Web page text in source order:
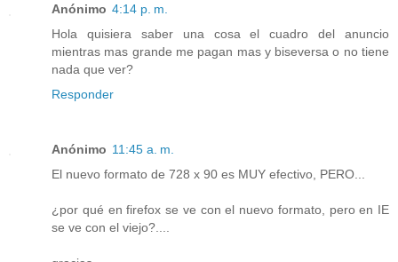
Anónimo 4:14 p. m.
Hola quisiera saber una cosa el cuadro del anuncio
mientras mas grande me pagan mas y biseversa o no tiene
nada que ver?
Responder
Anónimo 11:45 a. m.
El nuevo formato de 728 x 90 es MUY efectivo, PERO...
¿por qué en firefox se ve con el nuevo formato, pero en IE
se ve con el viejo?....